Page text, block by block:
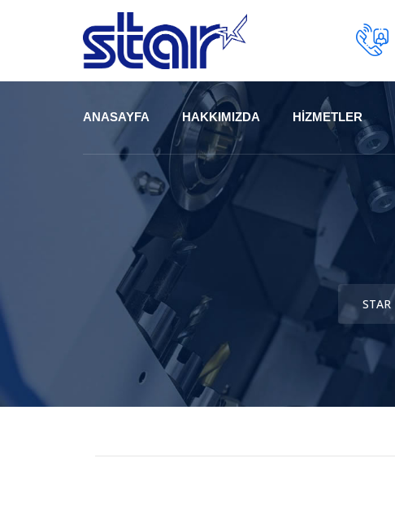
ANASAYFA HAKKIMIZDA HIZMETLER
STAR